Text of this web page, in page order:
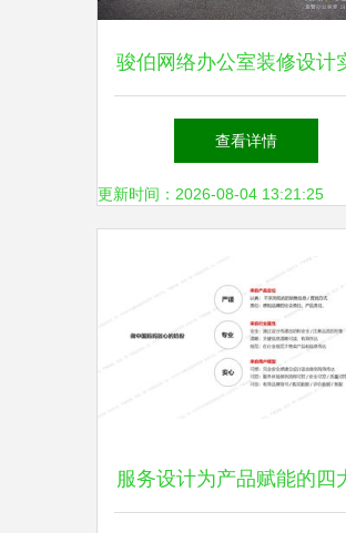
骏伯网络办公室装修设计
图赏析 专业设计打造高效
公空间
查看详情
更新时间：2026-08-04 13:21:25
服务设计为产品赋能的四